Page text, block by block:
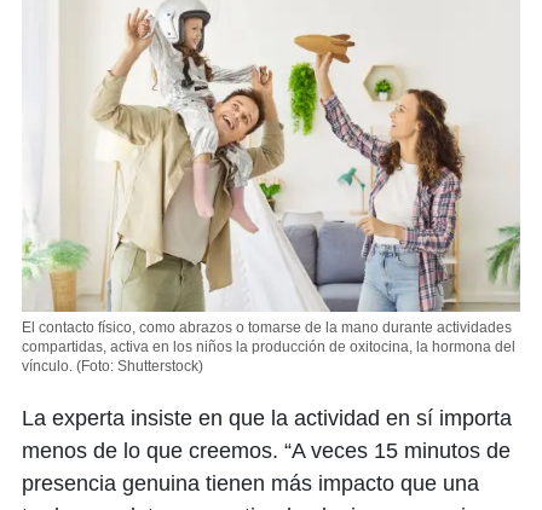
El contacto físico, como abrazos o tomarse de la mano durante actividades
compartidas, activa en los niños la producción de oxitocina, la hormona del
vínculo. (Foto: Shutterstock)
La experta insiste en que la actividad en sí importa
menos de lo que creemos. “A veces 15 minutos de
presencia genuina tienen más impacto que una